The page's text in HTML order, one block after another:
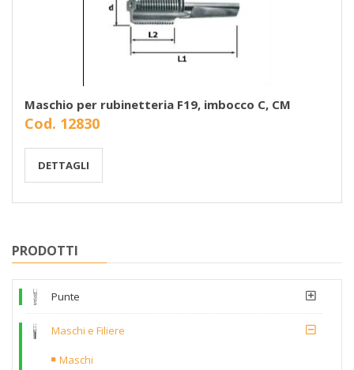
Maschio per rubinetteria F19, imbocco C, CM
Cod. 12830
DETTAGLI
PRODOTTI
Punte
Maschi e Filiere
Maschi